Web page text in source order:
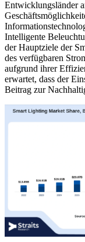
Entwicklungsländer
Intelligente
der Hauptziele der
des verfügbaren
aufgrund ihrer
erwartet, dass der
Beitrag zur